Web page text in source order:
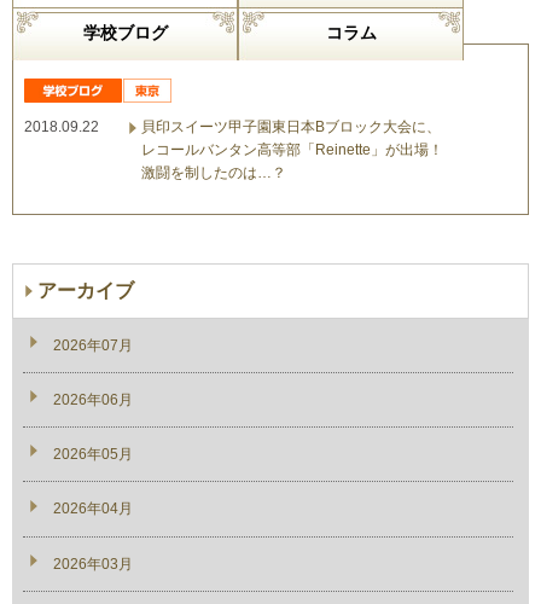
学校ブログ コラム
2018.09.22
貝印スイーツ甲子園東日本Bブロック大会に、
レコールバンタン高等部「Reinette」が出場！
激闘を制したのは…？
アーカイブ
2026年07月
2026年06月
2026年05月
2026年04月
2026年03月